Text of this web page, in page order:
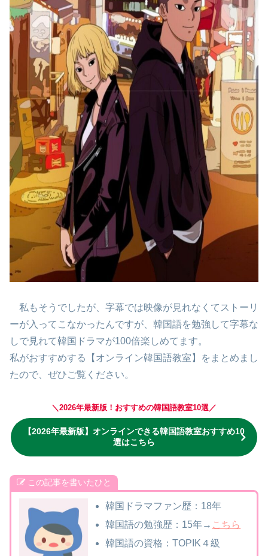
私もそうでしたが、字幕では映像が見れなくてストーリ
ーが入ってこなかったんですが、韓国語を勉強して字幕な
しで見れて韓国ドラマが100倍楽しめてます。
私がおすすめする【オンライン韓国語教室】をまとめまし
たので、ぜひご覧ください。
＼2026年最新版！おすすめの韓国語教室10選／
【2026年最新版】オンラインできる韓国語教室おすすめ10
選はこちら
この記事を書いたひと
韓国ドラマファン歴：18年
韓国語の勉強歴：15年→ こちら
韓国語の資格：TOPIK４級